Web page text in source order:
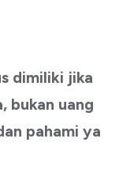
dimiliki jika
bukan uang
pahami ya